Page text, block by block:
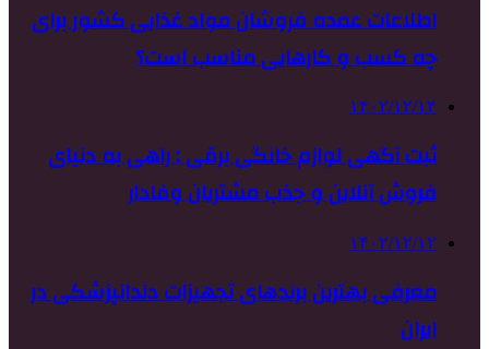
اطلاعات عمده فروشان مواد غذایی کشور برای
چه کسب و کارهایی مناسب است؟
۱۴۰۲/۱۲/۱۴
ثبت آگهی لوازم خانگی برقی : راهی به دنیای
فروش آنلاین و جذب مشتریان وفادار
۱۴۰۲/۱۲/۱۲
معرفی بهترین برندهای تجهیزات دندانپزشکی در
ایران